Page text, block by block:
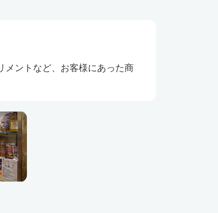
メントなど、お客様にあった商